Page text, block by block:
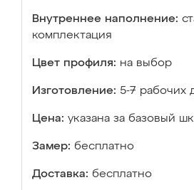
Внутреннее наполнение:
комплектация
Цвет профиля: на выбор
Изготовление: 5-7 рабочих
Цена: указана за базовый
Замер: бесплатно
Доставка: бесплатно